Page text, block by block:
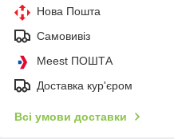
Нова Пошта
Самовивіз
Meest ПОШТА
Доставка кур'єром
Всі умови доставки